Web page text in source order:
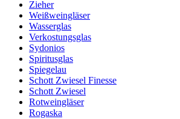
GlasWeißweinglas, Kristallglas
Durchmesser (cm)
Kapazität (cl)36.5
Sonstige
GravurNein
Zieher
Weißweingläser
Wasserglas
Verkostungsglas
Sydonios
Spiritusglas
Spiegelau
Schott Zwiesel Finesse
Schott Zwiesel
Rotweingläser
Rogaska